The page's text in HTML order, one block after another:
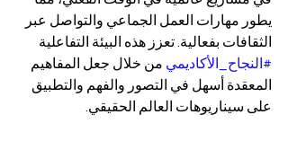
يطور مهارات العمل الجماعي والتواصل عبر
الثقافات بفعالية. تعزز هذه البيئة التفاعلية
#النجاح_الأكاديمي من خلال جعل المفاهيم
المعقدة أسهل في التصور والفهم والتطبيق
على سيناريوهات العالم الحقيقي.